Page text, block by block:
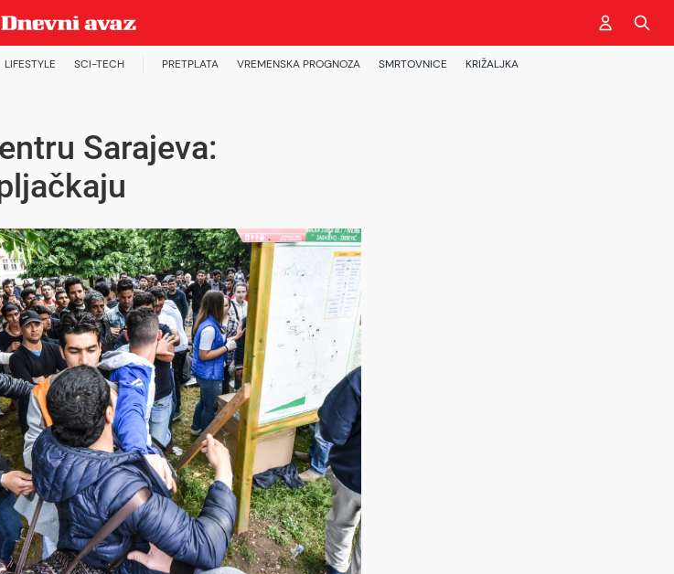
LIFESTYLE SCI-TECH PRETPLATA VREMENSKA PROGNOZA SMRTOVNICE KRIŽALJKA
Sarajeva: